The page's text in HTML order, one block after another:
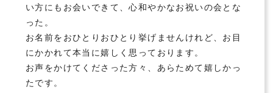
い方にもお会いできて、心和やかなお祝いの会とな
った。
お名前をおひとりおひとり挙げませんけれど、お目
にかかれて本当に嬉しく思っております。
お声をかけてくださった方々、あらためて嬉しかっ
たです。